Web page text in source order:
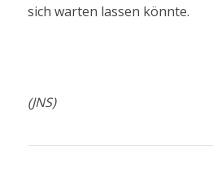
sich warten lassen könnte.
(JNS)